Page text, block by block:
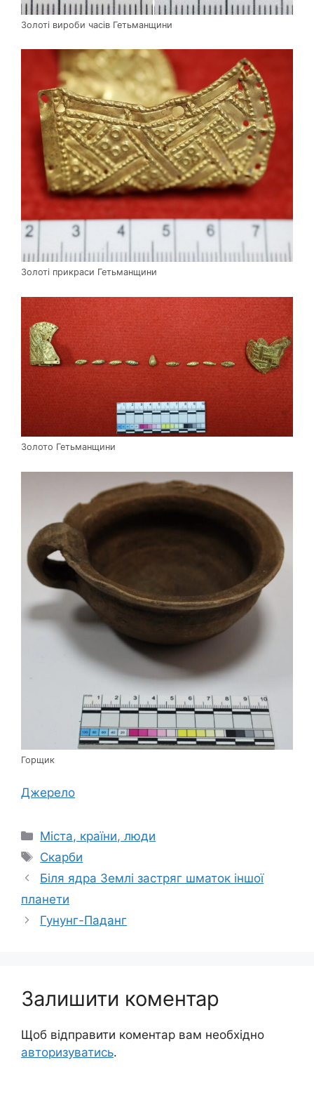
Золоті вироби часів Гетьманщини
Золоті прикраси Гетьманщини
Золото Гетьманщини
Горщик
Джерело
Категорії
Міста, країни, люди
Позначки
Скарби
Біля ядра Землі застряг шматок іншої
планети
Гунунг-Паданг
Залишити коментар
Щоб відправити коментар вам необхідно
авторизуватись.